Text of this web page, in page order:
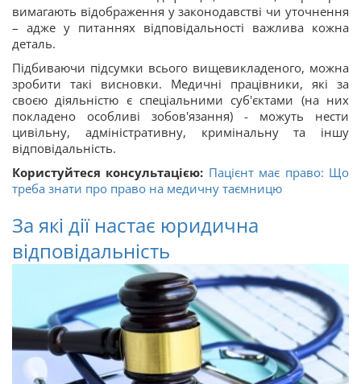
вимагають відображення у законодавстві чи уточнення
– адже у питаннях відповідальності важлива кожна
деталь.
Підбиваючи підсумки всього вищевикладеного, можна
зробити такі висновки. Медичні працівники, які за
своєю діяльністю є спеціальними суб'єктами (на них
покладено особливі зобов'язання) - можуть нести
цивільну, адміністративну, кримінальну та іншу
відповідальність.
Користуйтеся консультацією: Пацієнт має право: Що
треба знати про право на медичну таємницю
За які дії настає юридична
відповідальність